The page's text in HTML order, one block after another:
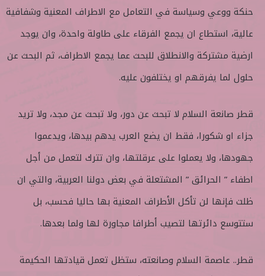
حنكة ووعي وسياسة في التعامل مع الاطراف المعنية وشفافية
عالية، استطاع ان يجمع الفرقاء على طاولة واحدة، وان يوجد
ارضية مشتركة والانطلاق للبحث عما يجمع الاطراف، ثم البحث عن
حلول لما يفرقهم او يختلفون عليه.
قطر صانعة السلام لا تبحث عن دور، ولا تبحث عن مجد، ولا تريد
جزاء او شكورا، فقط ان يضع العرب يدهم بيدها، ويدعموا
جهودها، ولا يعملوا على عرقلتها، وان تترك لتعمل من أجل
اطفاء ” الحرائق ” المشتعلة في بعض دولنا العربية، والتي ان
ظلت فإنها لن تأكل الأطراف المعنية بها حاليا فحسب، بل
ستتوسع دائرتها لتصيب أطرافا مجاورة لها ولما بعدها.
قطر.. عاصمة السلام وصانعته، ستظل تعمل قيادتها الحكيمة